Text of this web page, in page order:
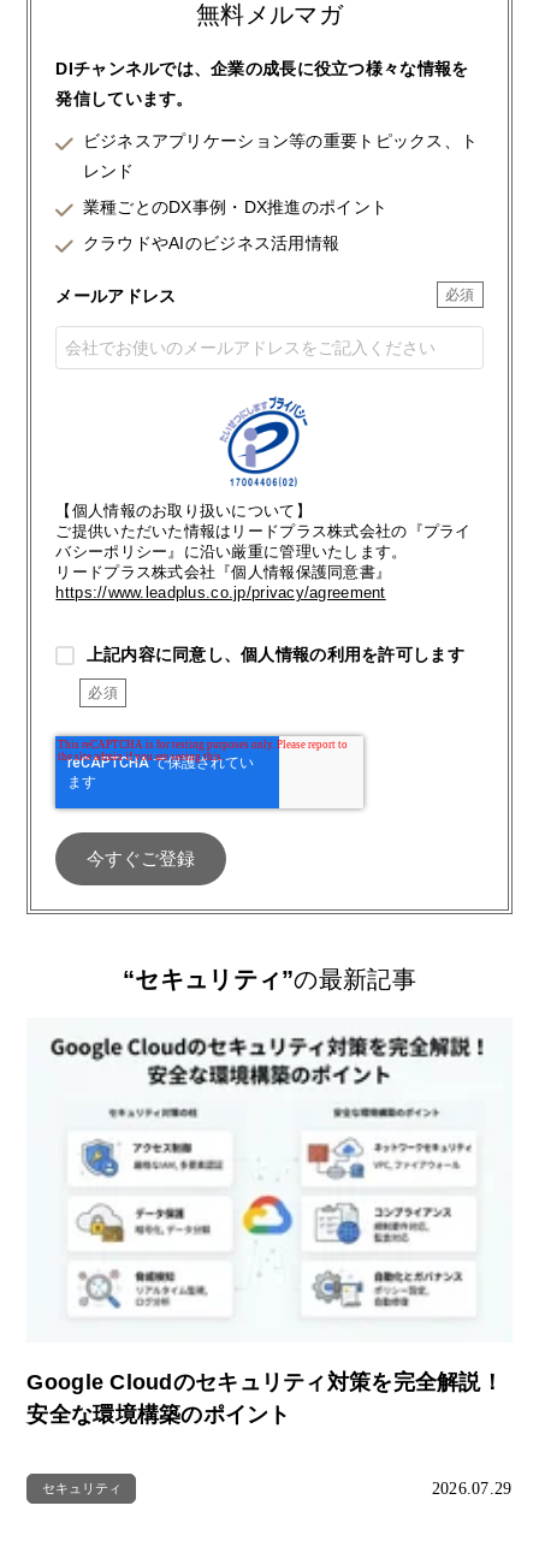
無料メルマガ
DIチャンネルでは、企業の成長に役立つ様々な情報を
発信しています。
ビジネスアプリケーション等の重要トピックス、ト
レンド
業種ごとのDX事例・DX推進のポイント
クラウドやAIのビジネス活用情報
メールアドレス
【個人情報のお取り扱いについて】
ご提供いただいた情報はリードプラス株式会社の『プライ
バシーポリシー』に沿い厳重に管理いたします。
リードプラス株式会社『個人情報保護同意書』
https://www.leadplus.co.jp/privacy/agreement
上記内容に同意し、個人情報の利用を許可します
“セキュリティ”の最新記事
Google Cloudのセキュリティ対策を完全解説！
安全な環境構築のポイント
セキュリティ 2026.07.29